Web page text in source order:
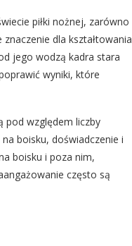
piłki nożnej, zarówno
dla kształtowania
jego wodzą kadra stara
wyniki, które
pod względem liczby
boisku, doświadczenie i
boisku i poza nim,
często są